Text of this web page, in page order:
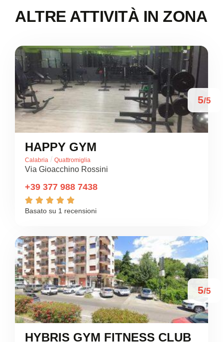
ALTRE ATTIVITÀ IN ZONA
5/5
HAPPY GYM
Calabria / Quattromiglia
Via Gioacchino Rossini
+39 377 988 7438
    
Basato su 1 recensioni
5/5
HYBRIS GYM FITNESS CLUB